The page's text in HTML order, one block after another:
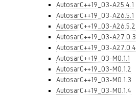
AutosarC++19_03-A25.4.1
AutosarC++19_03-A26.5.1
AutosarC++19_03-A26.5.2
AutosarC++19_03-A27.0.3
AutosarC++19_03-A27.0.4
AutosarC++19_03-M0.1.1
AutosarC++19_03-M0.1.2
AutosarC++19_03-M0.1.3
AutosarC++19_03-M0.1.4